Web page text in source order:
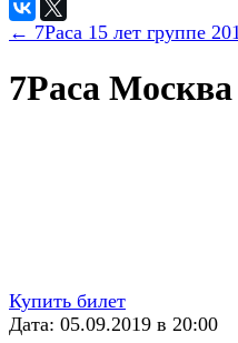
← 7Раса 15 лет группе
7Раса Москва
Купить билет
Дата: 05.09.2019 в 20:00